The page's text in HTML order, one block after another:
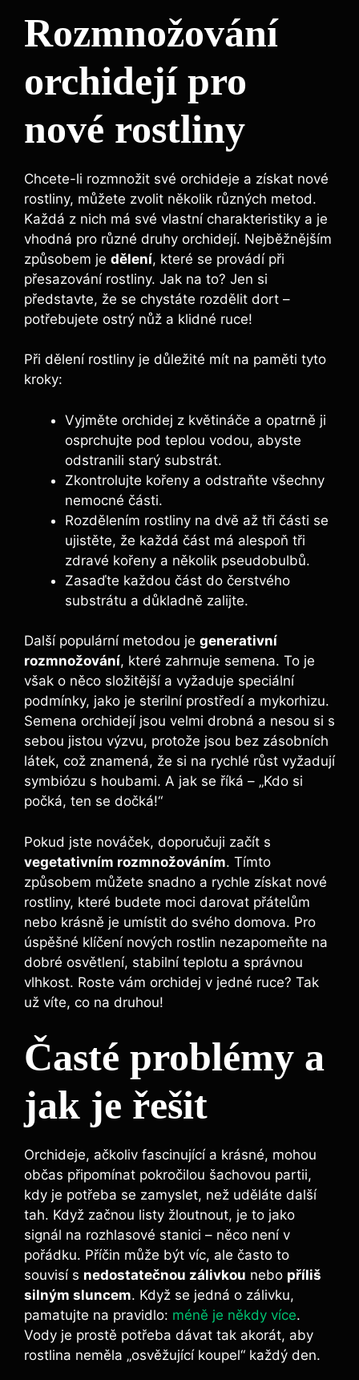
Rozmnožování
orchidejí pro
nové rostliny
Chcete-li rozmnožit své orchideje a získat nové
rostliny, můžete zvolit několik různých metod.
Každá z nich má své vlastní charakteristiky a je
vhodná pro různé druhy orchidejí. Nejběžnějším
způsobem je dělení, které se provádí při
přesazování rostliny. Jak na to? Jen si
představte, že se chystáte rozdělit dort –
potřebujete ostrý nůž a klidné ruce!
Při dělení rostliny je důležité mít na paměti tyto
kroky:
Vyjměte orchidej z květináče a opatrně ji
osprchujte pod teplou vodou, abyste
odstranili starý substrát.
Zkontrolujte kořeny a odstraňte všechny
nemocné části.
Rozdělením rostliny na dvě až tři části se
ujistěte, že každá část má alespoň tři
zdravé kořeny a několik pseudobulbů.
Zasaďte každou část do čerstvého
substrátu a důkladně zalijte.
Další populární metodou je generativní
rozmnožování, které zahrnuje semena. To je
však o něco složitější a vyžaduje speciální
podmínky, jako je sterilní prostředí a mykorhizu.
Semena orchidejí jsou velmi drobná a nesou si s
sebou jistou výzvu, protože jsou bez zásobních
látek, což znamená, že si na rychlé růst vyžadují
symbiózu s houbami. A jak se říká – „Kdo si
počká, ten se dočká!“
Pokud jste nováček, doporučuji začít s
vegetativním rozmnožováním. Tímto
způsobem můžete snadno a rychle získat nové
rostliny, které budete moci darovat přátelům
nebo krásně je umístit do svého domova. Pro
úspěšné klíčení nových rostlin nezapomeňte na
dobré osvětlení, stabilní teplotu a správnou
vlhkost. Roste vám orchidej v jedné ruce? Tak
už víte, co na druhou!
Časté problémy a
jak je řešit
Orchideje, ačkoliv fascinující a krásné, mohou
občas připomínat pokročilou šachovou partii,
kdy je potřeba se zamyslet, než uděláte další
tah. Když začnou listy žloutnout, je to jako
signál na rozhlasové stanici – něco není v
pořádku. Příčin může být víc, ale často to
souvisí s nedostatečnou zálivkou nebo příliš
silným sluncem. Když se jedná o zálivku,
pamatujte na pravidlo: méně je někdy více.
Vody je prostě potřeba dávat tak akorát, aby
rostlina neměla „osvěžující koupel“ každý den.